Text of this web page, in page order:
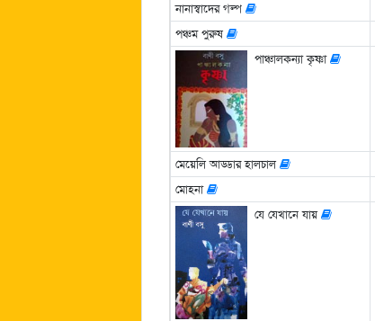
নানাস্বাদের গল্প
পঞ্চম পুরুষ
পাঞ্চালকন্যা কৃষ্ণা
মেয়েলি আড্ডার হালচাল
মোহনা
যে যেখানে যায়